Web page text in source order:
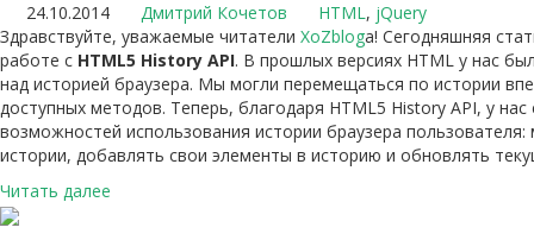
24.10.2014 Дмитрий Кочетов HTML, jQuery
Здравствуйте, уважаемые читатели XoZbloga! Сегодняшняя
работе с HTML5 History API. В прошлых версиях HTML у нас
над историей браузера. Мы могли перемещаться по истории
доступных методов. Теперь, благодаря HTML5 History API, у
возможностей использования истории браузера
истории, добавлять свои элементы в историю и обновлять
Читать далее